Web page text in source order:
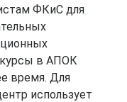
ФКиС для
курсы в АПОК
время. Для
использует